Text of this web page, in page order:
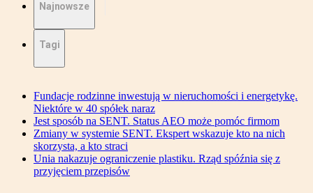
Najnowsze
Tagi
Fundacje rodzinne inwestują w nieruchomości i energetykę.
Niektóre w 40 spółek naraz
Jest sposób na SENT. Status AEO może pomóc firmom
Zmiany w systemie SENT. Ekspert wskazuje kto na nich
skorzysta, a kto straci
Unia nakazuje ograniczenie plastiku. Rząd spóźnia się z
przyjęciem przepisów